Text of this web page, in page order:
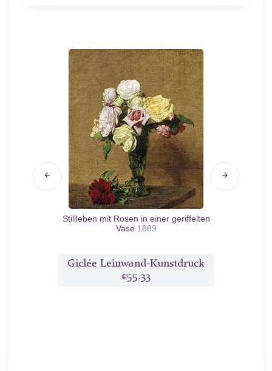
Stillleben mit Rosen in einer geriffelten
Vase 1889
Giclée Leinwand-Kunstdruck
€55.33